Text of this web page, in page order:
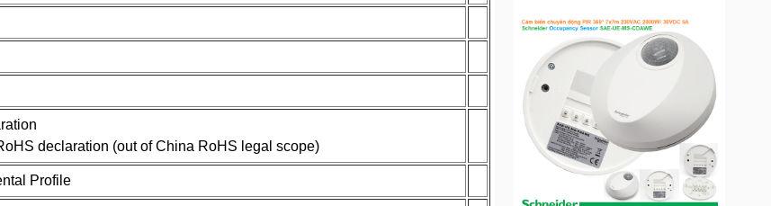
declaration (out of China RoHS legal scope)
Profile